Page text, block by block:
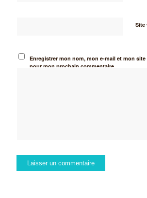
Site
Enregistrer mon nom, mon e-mail et mon
pour mon prochain commentaire.